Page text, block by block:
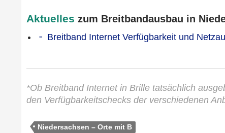
Aktuelles zum Breitbandausbau in
Breitband Internet Verfügbarkeit und
*Ob Breitband Internet in Brille tatsächlich
den Verfügbarkeitschecks der verschiedenen
Niedersachsen – Orte mit B